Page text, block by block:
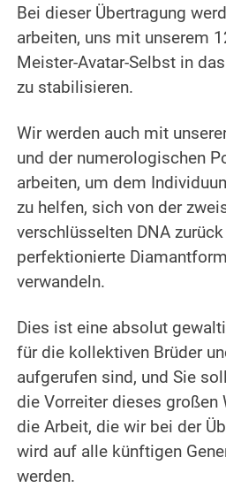
Bei dieser Übertragung
arbeiten, uns mit unserem
Meister-Avatar-Selbst in
zu stabilisieren.
Wir werden auch mit
und der numerologischen
arbeiten, um dem
zu helfen, sich von der
verschlüsselten DNA
perfektionierte
verwandeln.
Dies ist eine absolut
für die kollektiven Brüder
aufgerufen sind, und Sie
die Vorreiter dieses großen
die Arbeit, die wir bei der
wird auf alle künftigen
werden.